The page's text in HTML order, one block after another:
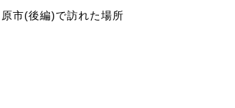
市(後編)で訪れた場所